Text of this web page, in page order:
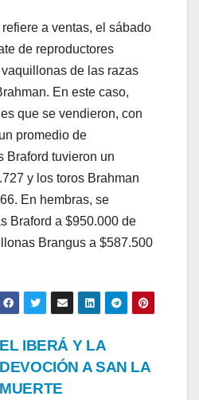
a ventas, el sábado
de reproductores
de las razas
En este caso,
que se vendieron, con
promedio de
Braford tuvieron un
y los toros Brahman
En hembras, se
Braford a $950.000 de
Brangus a $587.500
EL IBERÁ Y LA
DEVOCIÓN A SAN LA
MUERTE